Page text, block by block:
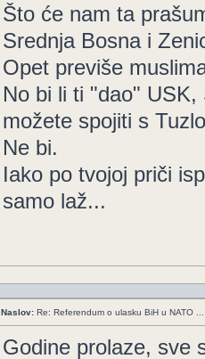
Što će nam ta
Srednja Bosna i
Opet previše
No bi li ti "dao"
možete spojiti s
Ne bi.
Iako po tvojoj priči
samo laž...
Naslov: Re: Referendum o ulasku BiH u NATO ...
Godine prolaze, sve